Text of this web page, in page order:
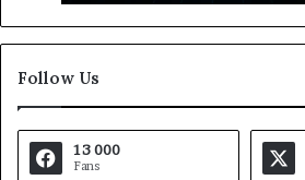
Follow Us
13 000
Fans